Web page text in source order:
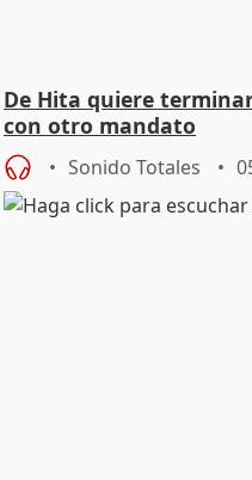
De Hita quiere
con otro mandato
Sonido Totales